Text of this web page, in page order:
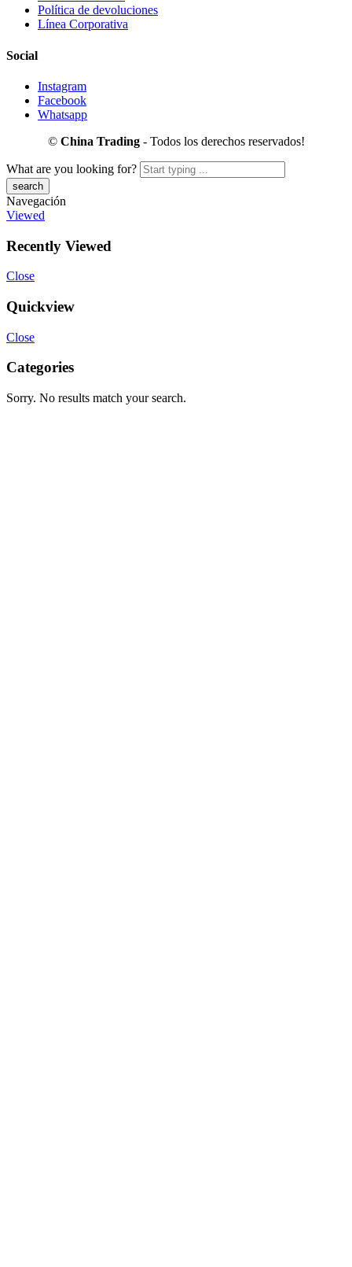
Política de devoluciones
Línea Corporativa
Social
Instagram
Facebook
Whatsapp
© China Trading - Todos los derechos reservados!
What are you looking for?
Navegación
Viewed
Recently Viewed
Close
Quickview
Close
Categories
Sorry. No results match your search.